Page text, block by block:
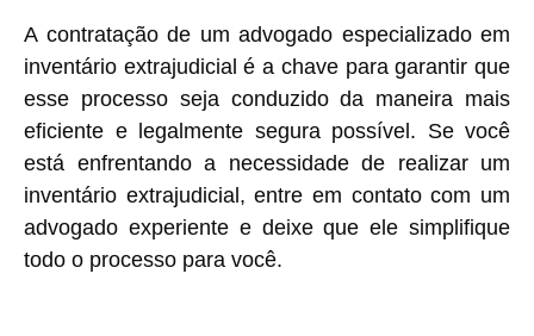
A contratação de um advogado especializado em
inventário extrajudicial é a chave para garantir que
esse processo seja conduzido da maneira mais
eficiente e legalmente segura possível. Se você
está enfrentando a necessidade de realizar um
inventário extrajudicial, entre em contato com um
advogado experiente e deixe que ele simplifique
todo o processo para você.